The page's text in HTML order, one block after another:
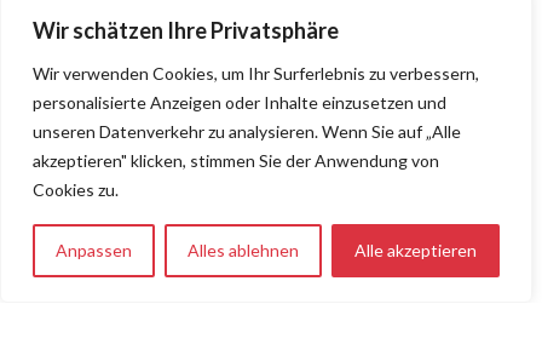
Wir schätzen Ihre Privatsphäre
Wir verwenden Cookies, um Ihr Surferlebnis zu verbessern,
personalisierte Anzeigen oder Inhalte einzusetzen und
unseren Datenverkehr zu analysieren. Wenn Sie auf „Alle
akzeptieren" klicken, stimmen Sie der Anwendung von
Cookies zu.
Anpassen Alles ablehnen Alle akzeptieren
Mein Konto
RECHTLICHES
0